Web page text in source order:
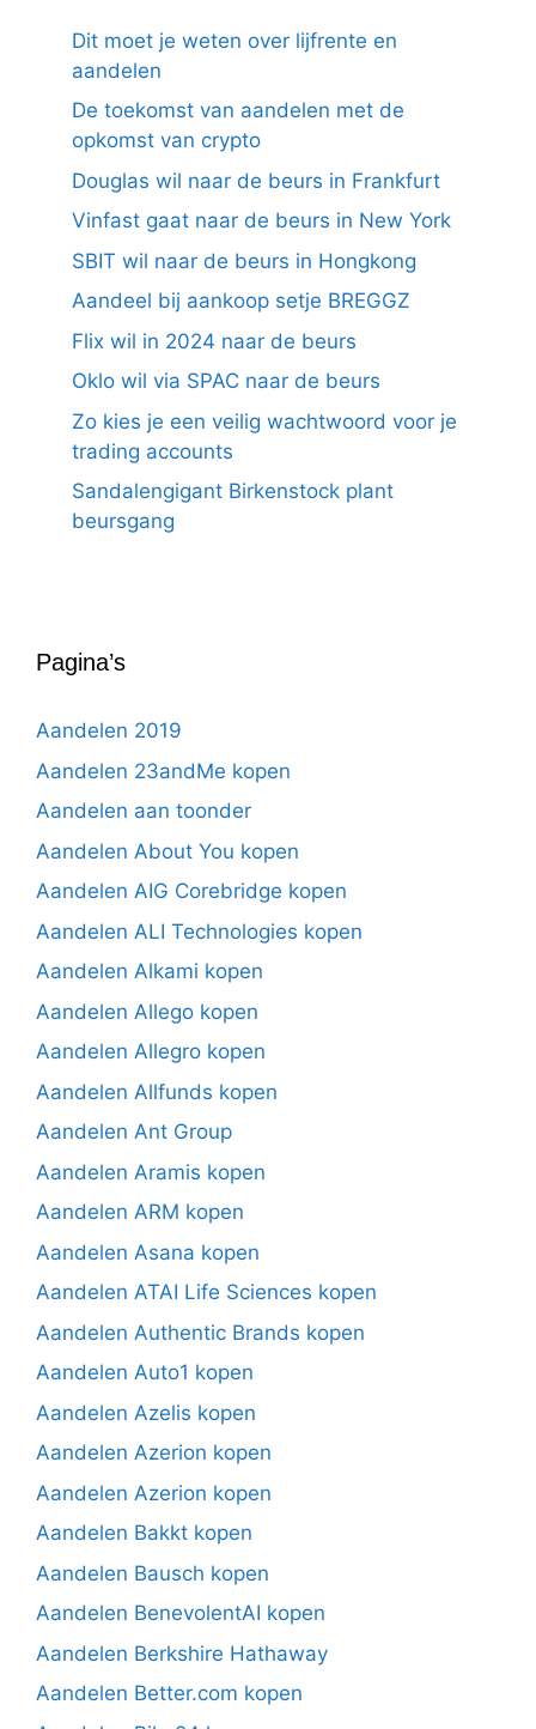
Dit moet je weten over lijfrente en
aandelen
De toekomst van aandelen met de
opkomst van crypto
Douglas wil naar de beurs in Frankfurt
Vinfast gaat naar de beurs in New York
SBIT wil naar de beurs in Hongkong
Aandeel bij aankoop setje BREGGZ
Flix wil in 2024 naar de beurs
Oklo wil via SPAC naar de beurs
Zo kies je een veilig wachtwoord voor je
trading accounts
Sandalengigant Birkenstock plant
beursgang
Pagina’s
Aandelen 2019
Aandelen 23andMe kopen
Aandelen aan toonder
Aandelen About You kopen
Aandelen AIG Corebridge kopen
Aandelen ALI Technologies kopen
Aandelen Alkami kopen
Aandelen Allego kopen
Aandelen Allegro kopen
Aandelen Allfunds kopen
Aandelen Ant Group
Aandelen Aramis kopen
Aandelen ARM kopen
Aandelen Asana kopen
Aandelen ATAI Life Sciences kopen
Aandelen Authentic Brands kopen
Aandelen Auto1 kopen
Aandelen Azelis kopen
Aandelen Azerion kopen
Aandelen Azerion kopen
Aandelen Bakkt kopen
Aandelen Bausch kopen
Aandelen BenevolentAI kopen
Aandelen Berkshire Hathaway
Aandelen Better.com kopen